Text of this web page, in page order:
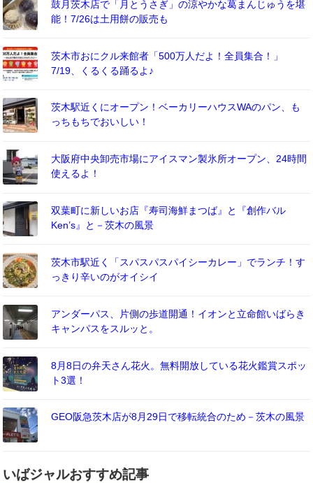
鼓月茨木店で「月とうさぎ」の涼やかな葛まんじゅうを堪
能！7/26は土用餅の販売も
茨木市おにクル来館者「500万人だよ！全員集合！」
7/19、くるくる踊るよ♪
茨木駅近くにオープン！ベーカリーハウスWAのパン、も
っちもちでおいしい！
大阪府中央卸売市場にアイスマン製氷所オープン、24時間
使えるよ！
双葉町に新しいお店『寿司海鮮まつば』と『創作バル
Ken’s』と－茨木の風景
茨木市駅近く「スパスパスパイシーカレー」でランチ！す
っきり辛いのがオイシイ
アンダーパス、片側の歩道開通！イオンと立命館いばらき
キャンパスをスルッと。
8月8日の弁天さん花火。無料開放している花火鑑賞スポッ
ト3選！
GEO阪急茨木店が8月29日で移転統合のため－茨木の風景
いばジャルおすすめ記事